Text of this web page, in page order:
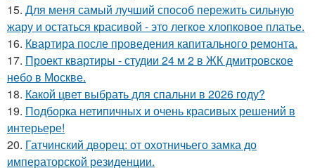
15. Для меня самый лучший способ пережить сильную
жару и остаться красивой - это легкое хлопковое платье.
16. Квартира после проведения капитального ремонта.
17. Проект квартиры - студии 24 м 2 в ЖК дмитровское
небо в Москве.
18. Какой цвет выбрать для спальни в 2026 году?
19. Подборка нетипичных и очень красивых решений в
интерьере!
20. Гатчинский дворец: от охотничьего замка до
императорской резиденции.